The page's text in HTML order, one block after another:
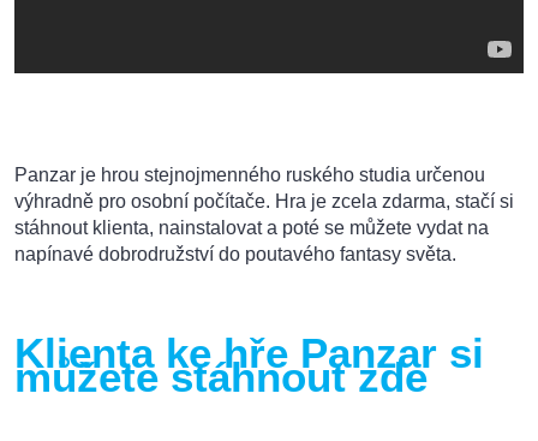
Panzar je hrou stejnojmenného ruského studia určenou
výhradně pro osobní počítače. Hra je zcela zdarma, stačí si
stáhnout klienta, nainstalovat a poté se můžete vydat na
napínavé dobrodružství do poutavého fantasy světa.
Klienta ke hře Panzar si
můžete stáhnout zde